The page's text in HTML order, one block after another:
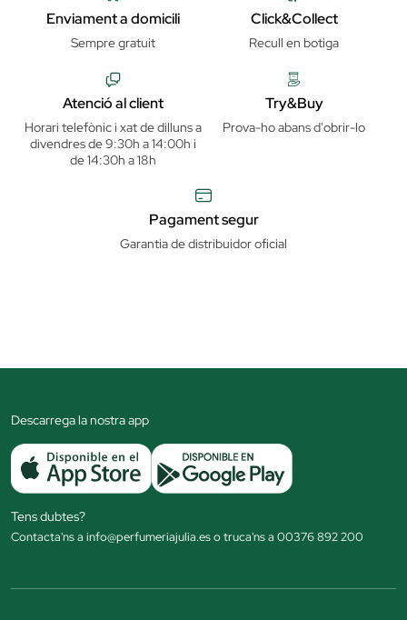
Enviament a domicili
Sempre gratuit
Click&Collect
Recull en botiga
Atenció al client
Horari telefònic i xat de dilluns a
divendres de 9:30h a 14:00h i
de 14:30h a 18h
Try&Buy
Prova-ho abans d'obrir-lo
Pagament segur
Garantia de distribuidor oficial
Descarrega la nostra app
Tens dubtes?
Contacta'ns a info@perfumeriajulia.es o truca'ns a 00376 892 200